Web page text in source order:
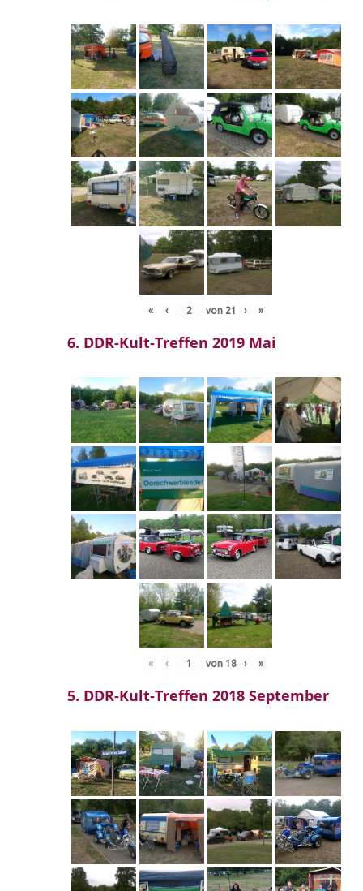
« ‹ von 21 › »
6. DDR-Kult-Treffen 2019 Mai
« ‹ von 18 › »
5. DDR-Kult-Treffen 2018 September